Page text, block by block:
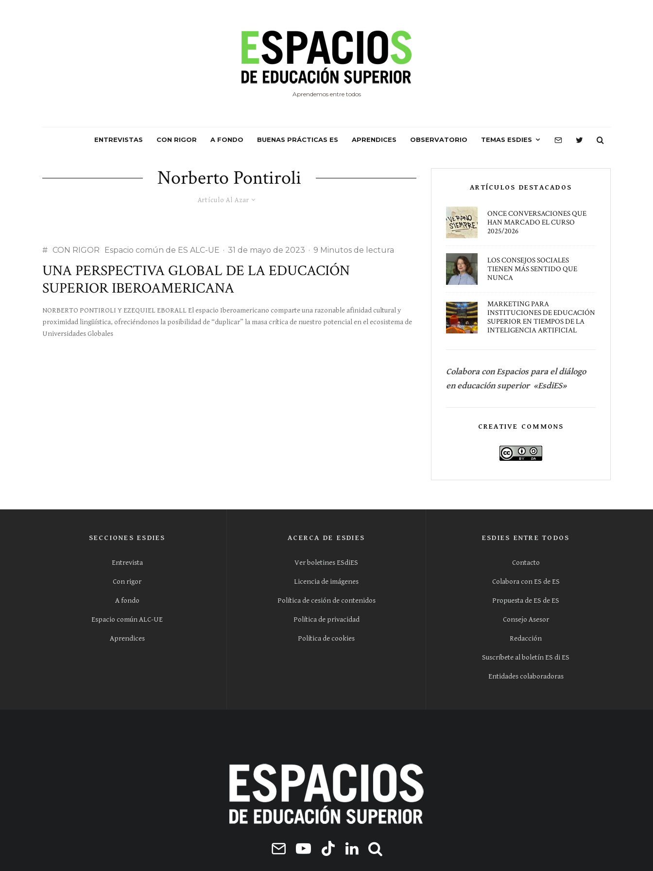
Aprendemos entre todos
ENTREVISTAS CON RIGOR A FONDO BUENAS PRÁCTICAS ES APRENDICES OBSERVATORIO TEMAS ESDIES
Norberto Pontiroli
Artículo Al Azar
# CON RIGOR Espacio común de ES ALC-UE · 31 de mayo de 2023 · 9 Minutos de lectura
UNA PERSPECTIVA GLOBAL DE LA EDUCACIÓN
SUPERIOR IBEROAMERICANA
NORBERTO PONTIROLI Y EZEQUIEL EBORALL El espacio Iberoamericano comparte una razonable afinidad cultural y
proximidad lingüística, ofreciéndonos la posibilidad de “duplicar” la masa crítica de nuestro potencial en el ecosistema de
Universidades Globales
ARTÍCULOS DESTACADOS
ONCE CONVERSACIONES QUE
HAN MARCADO EL CURSO
2025/2026
LOS CONSEJOS SOCIALES
TIENEN MÁS SENTIDO QUE
NUNCA
MARKETING PARA
INSTITUCIONES DE EDUCACIÓN
SUPERIOR EN TIEMPOS DE LA
INTELIGENCIA ARTIFICIAL
Colabora con Espacios para el diálogo
en educación superior «EsdiES»
CREATIVE COMMONS
SECCIONES ESDIES
Entrevista
Con rigor
A fondo
Espacio común ALC-UE
Aprendices
ACERCA DE ESDIES
Ver boletines ESdiES
Licencia de imágenes
Política de cesión de contenidos
Política de privacidad
Política de cookies
ESDIES ENTRE TODOS
Contacto
Colabora con ES de ES
Propuesta de ES de ES
Consejo Asesor
Redacción
Suscríbete al boletín ES di ES
Entidades colaboradoras